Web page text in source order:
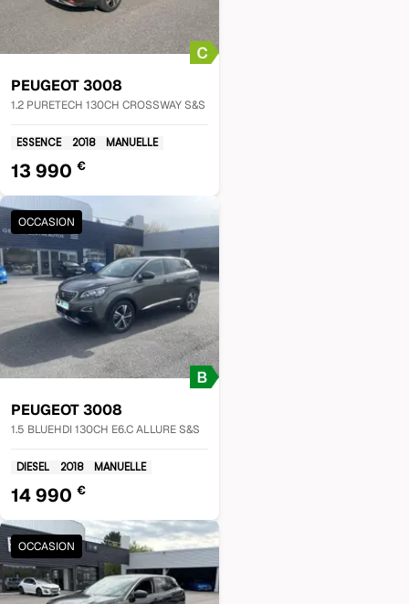
PEUGEOT3008
1.2 PURETECH 130CH CROSSWAY S&S
ESSENCE 2018 MANUELLE
13 990 €
OCCASION
PEUGEOT3008
1.5 BLUEHDI 130CH E6.C ALLURE S&S
DIESEL 2018 MANUELLE
14 990 €
OCCASION